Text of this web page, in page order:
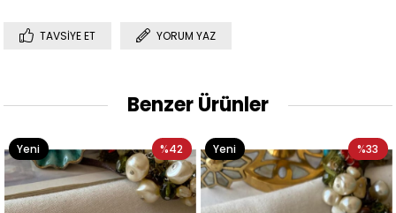
TAVSIYE ET YORUM YAZ
Benzer Ürünler
%42 %33
Yeni
Ürün
Yeni
Ürün